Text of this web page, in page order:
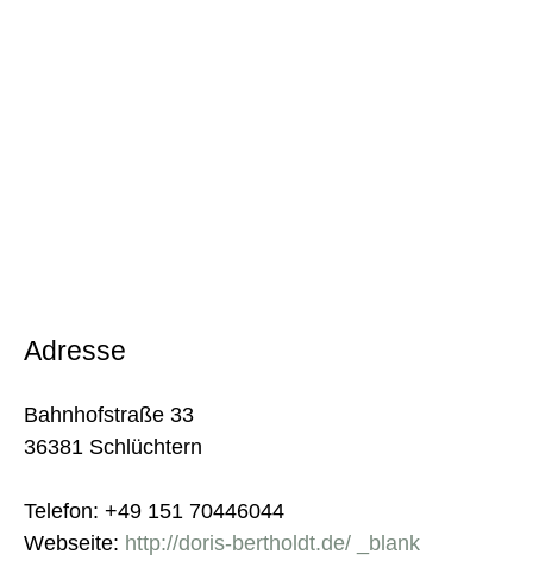
Adresse
Bahnhofstraße 33
36381 Schlüchtern
Telefon: +49 151 70446044
Webseite: http://doris-bertholdt.de/ _blank